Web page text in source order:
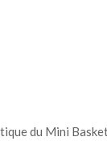
du Mini